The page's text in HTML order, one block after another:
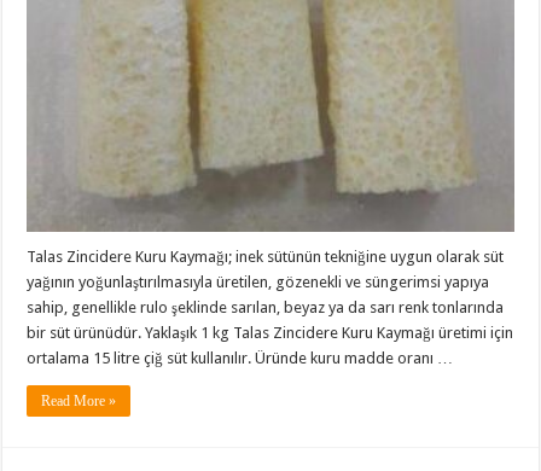
Talas Zincidere Kuru Kaymağı; inek sütünün tekniğine uygun olarak süt
yağının yoğunlaştırılmasıyla üretilen, gözenekli ve süngerimsi yapıya
sahip, genellikle rulo şeklinde sarılan, beyaz ya da sarı renk tonlarında
bir süt ürünüdür. Yaklaşık 1 kg Talas Zincidere Kuru Kaymağı üretimi için
ortalama 15 litre çiğ süt kullanılır. Üründe kuru madde oranı …
Read More »